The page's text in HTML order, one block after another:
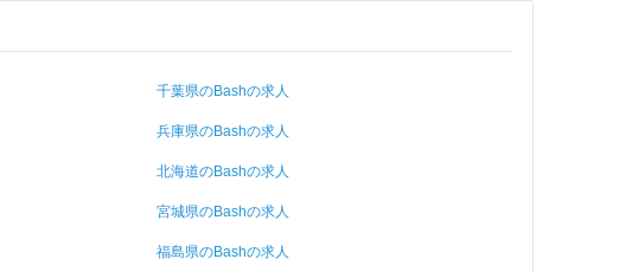
千葉県のBashの求人
兵庫県のBashの求人
北海道のBashの求人
宮城県のBashの求人
福島県のBashの求人